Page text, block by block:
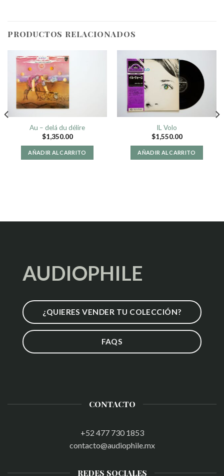
PRODUCTOS RELACIONADOS
Au – delá du délire
$1,350.00
AÑADIR AL CARRITO
IL Volo
$1,550.00
AÑADIR AL CARRITO
AUDIOPHILE
¿QUIERES VENDER TU COLECCIÓN?
FAQS
CONTACTO
+52 477 730 1853
contacto@audiophile.mx
REDES SOCIALES